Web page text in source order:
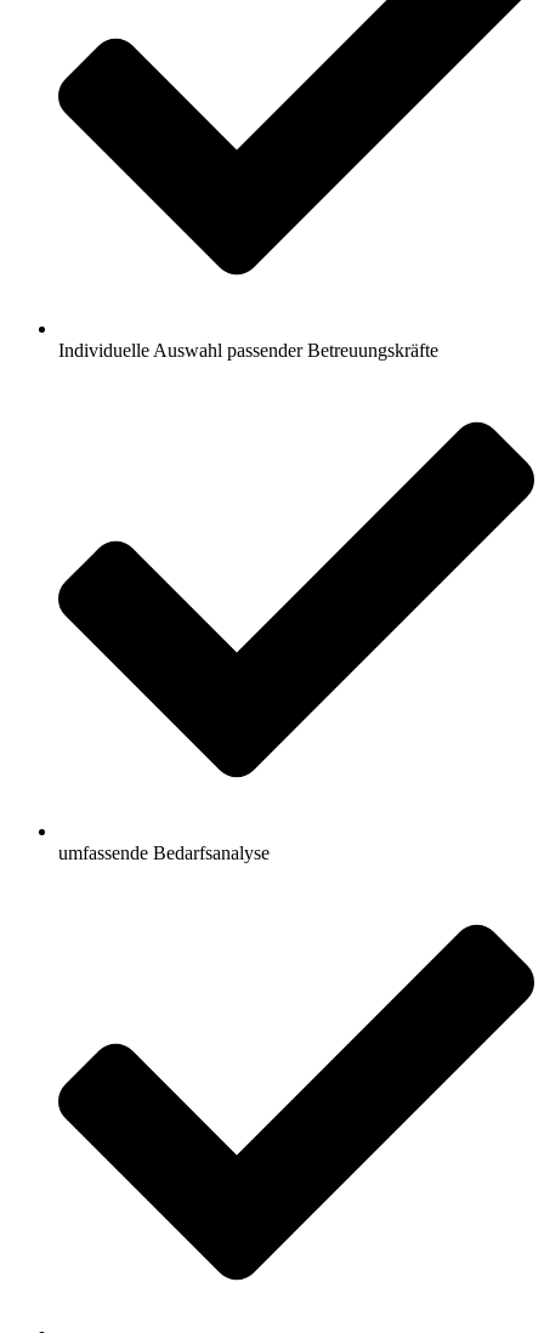
Individuelle Auswahl passender Betreuungskräfte
umfassende Bedarfsanalyse